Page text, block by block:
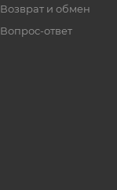
Возврат и обмен
Вопрос-ответ